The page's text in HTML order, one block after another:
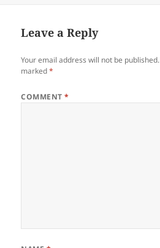
Leave a Reply
Your email address will not be published.
marked*
COMMENT*